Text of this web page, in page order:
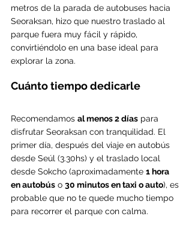
metros de la parada de autobuses hacia
Seoraksan, hizo que nuestro traslado al
parque fuera muy fácil y rápido,
convirtiéndolo en una base ideal para
explorar la zona.
Cuánto tiempo dedicarle
Recomendamos al menos 2 días para
disfrutar Seoraksan con tranquilidad. El
primer día, después del viaje en autobús
desde Seúl (3.30hs) y el traslado local
desde Sokcho (aproximadamente 1 hora
en autobús o 30 minutos en taxi o auto), es
probable que no te quede mucho tiempo
para recorrer el parque con calma.